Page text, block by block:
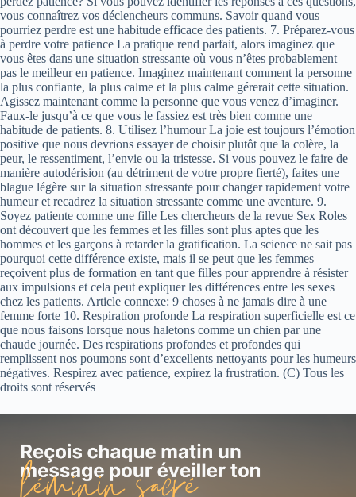
vous connaîtrez vos déclencheurs communs. Savoir quand vous
pourriez perdre est une habitude efficace des patients. 7. Préparez-vous
à perdre votre patience La pratique rend parfait, alors imaginez que
vous êtes dans une situation stressante où vous n’êtes probablement
pas le meilleur en patience. Imaginez maintenant comment la personne
la plus confiante, la plus calme et la plus calme gérerait cette situation.
Agissez maintenant comme la personne que vous venez d’imaginer.
Faux-le jusqu’à ce que vous le fassiez est très bien comme une
habitude de patients. 8. Utilisez l’humour La joie est toujours l’émotion
positive que nous devrions essayer de choisir plutôt que la colère, la
peur, le ressentiment, l’envie ou la tristesse. Si vous pouvez le faire de
manière autodérision (au détriment de votre propre fierté), faites une
blague légère sur la situation stressante pour changer rapidement votre
humeur et recadrez la situation stressante comme une aventure. 9.
Soyez patiente comme une fille Les chercheurs de la revue Sex Roles
ont découvert que les femmes et les filles sont plus aptes que les
hommes et les garçons à retarder la gratification. La science ne sait pas
pourquoi cette différence existe, mais il se peut que les femmes
reçoivent plus de formation en tant que filles pour apprendre à résister
aux impulsions et cela peut expliquer les différences entre les sexes
chez les patients. Article connexe: 9 choses à ne jamais dire à une
femme forte 10. Respiration profonde La respiration superficielle est ce
que nous faisons lorsque nous haletons comme un chien par une
chaude journée. Des respirations profondes et profondes qui
remplissent nos poumons sont d’excellents nettoyants pour les humeurs
négatives. Respirez avec patience, expirez la frustration. (C) Tous les
droits sont réservés